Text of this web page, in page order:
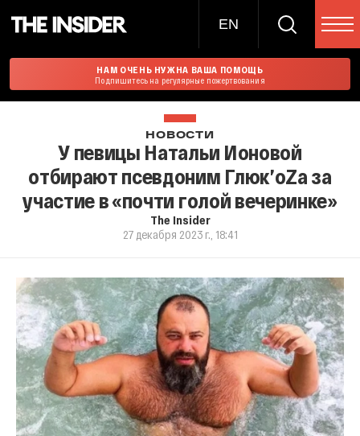
EN
НАМ ОЧЕНЬ НУЖНА ВАША ПОМОЩЬ
Подпишитесь на регулярные пожертвования
НОВОСТИ
У певицы Натальи Ионовой
отбирают псевдоним Глюк’oZa за
участие в «почти голой вечеринке»
The Insider
27 декабря 2023 г., 18:41